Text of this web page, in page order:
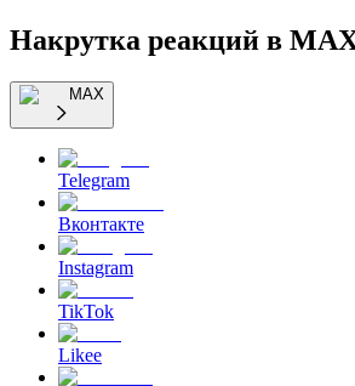
Накрутка реакций в
MAX
Telegram
Вконтакте
Instagram
TikTok
Likee